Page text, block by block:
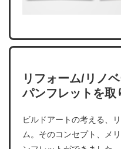
リフォーム/リノ
パンフレットを取
ビルドアートの考える、
ム。そのコンセプト、メ